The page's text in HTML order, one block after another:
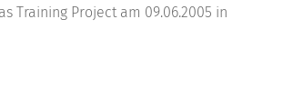
Training Project am 09.06.2005 in